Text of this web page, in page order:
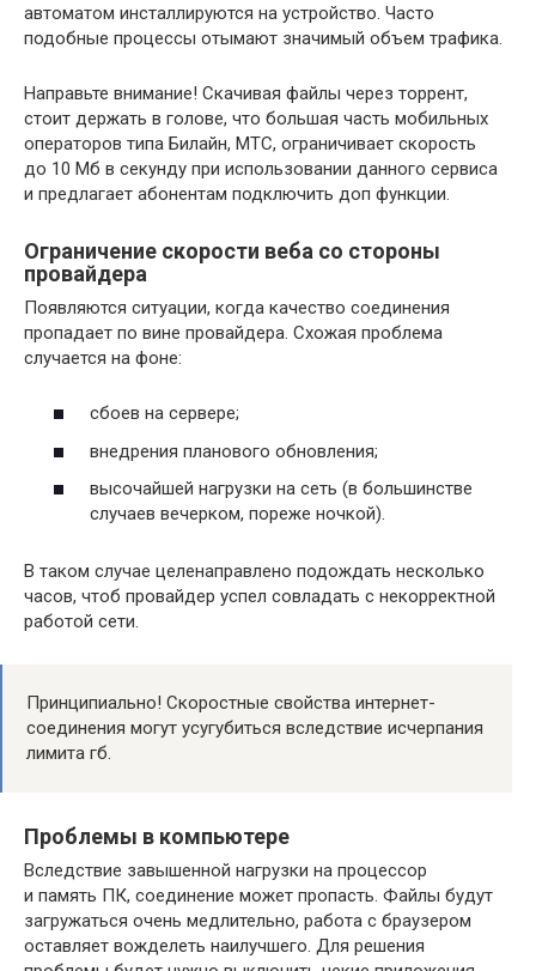
автоматом инсталлируются на устройство. Часто
подобные процессы отымают значимый объем трафика.
Направьте внимание! Скачивая файлы через торрент,
стоит держать в голове, что большая часть мобильных
операторов типа Билайн, МТС, ограничивает скорость
до 10 Мб в секунду при использовании данного сервиса
и предлагает абонентам подключить доп функции.
Ограничение скорости веба со стороны
провайдера
Появляются ситуации, когда качество соединения
пропадает по вине провайдера. Схожая проблема
случается на фоне:
сбоев на сервере;
внедрения планового обновления;
высочайшей нагрузки на сеть (в большинстве
случаев вечерком, пореже ночкой).
В таком случае целенаправлено подождать несколько
часов, чтоб провайдер успел совладать с некорректной
работой сети.
Принципиально! Скоростные свойства интернет-
соединения могут усугубиться вследствие исчерпания
лимита гб.
Проблемы в компьютере
Вследствие завышенной нагрузки на процессор
и память ПК, соединение может пропасть. Файлы будут
загружаться очень медлительно, работа с браузером
оставляет вожделеть наилучшего. Для решения